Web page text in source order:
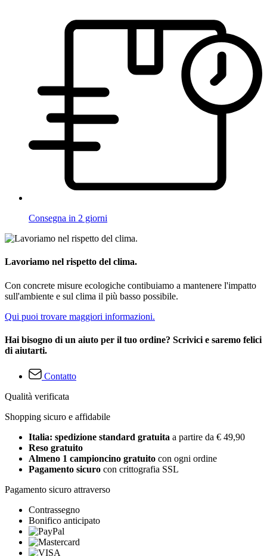
Consegna in 2 giorni
Lavoriamo nel rispetto del clima.
Con concrete misure ecologiche contibuiamo a mantenere l'impatto
sull'ambiente e sul clima il più basso possibile.
Qui puoi trovare maggiori informazioni.
Hai bisogno di un aiuto per il tuo ordine? Scrivici e saremo felici
di aiutarti.
Contatto
Qualità verificata
Shopping sicuro e affidabile
Italia: spedizione standard gratuita a partire da € 49,90
Reso gratuito
Almeno 1 campioncino gratuito con ogni ordine
Pagamento sicuro con crittografia SSL
Pagamento sicuro attraverso
Contrassegno
Bonifico anticipato